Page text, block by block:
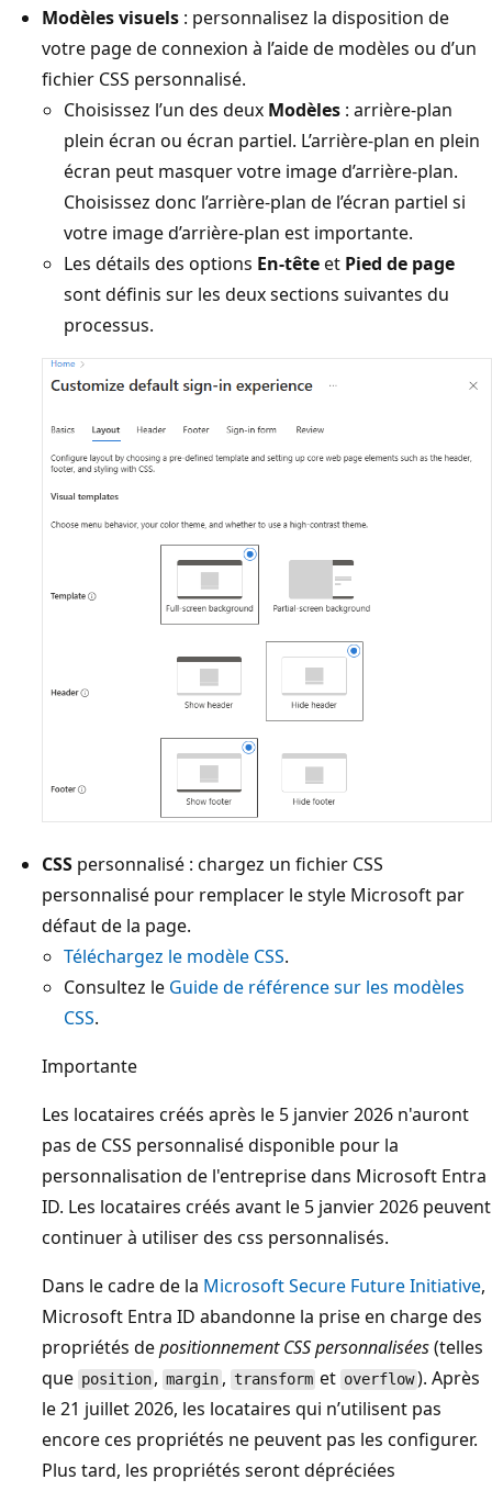
Modèles visuels : personnalisez la disposition de
votre page de connexion à l’aide de modèles ou d’un
fichier CSS personnalisé.
Choisissez l’un des deux Modèles : arrière-plan
plein écran ou écran partiel. L’arrière-plan en plein
écran peut masquer votre image d’arrière-plan.
Choisissez donc l’arrière-plan de l’écran partiel si
votre image d’arrière-plan est importante.
Les détails des options En-têteet Pied de page
sont définis sur les deux sections suivantes du
processus.
CSS personnalisé : chargez un fichier CSS
personnalisé pour remplacer le style Microsoft par
défaut de la page.
Téléchargez le modèle CSS.
Consultez le Guide de référence sur les modèles
CSS.
Importante
Les locataires créés après le 5 janvier 2026 n'auront
pas de CSS personnalisé disponible pour la
personnalisation de l'entreprise dans Microsoft Entra
ID. Les locataires créés avant le 5 janvier 2026 peuvent
continuer à utiliser des css personnalisés.
Dans le cadre de la Microsoft Secure Future Initiative,
Microsoft Entra ID abandonne la prise en charge des
propriétés depositionnement CSS personnalisées(telles
que position , margin , transform et overflow). Après
le 21 juillet 2026, les locataires qui n’utilisent pas
encore ces propriétés ne peuvent pas les configurer.
Plus tard, les propriétés seront dépréciées